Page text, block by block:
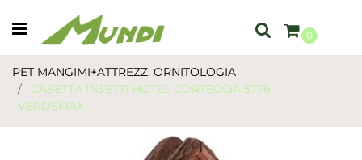
Open menu
0
PET MANGIMI+ATTREZZ. ORNITOLOGIA
CASETTA INSETTI HOTEL CORTECCIA 5776
VERDEMAX